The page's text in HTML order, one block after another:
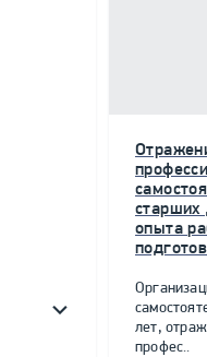
старших
опыта
лет,
профес..